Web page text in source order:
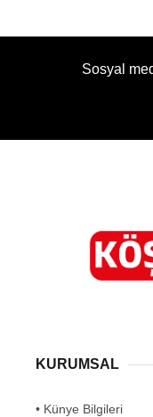
Sosyal
KURUMSAL
• Künye Bilgileri